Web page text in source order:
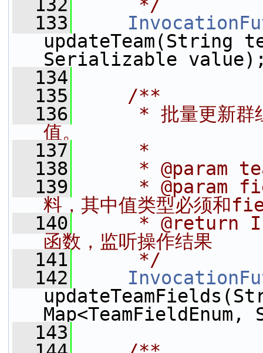
  132
     */
  133
updateTeam(String
Serializable
  134
  135
    /**
  136
* 批量更新群
值。
  137
     *
  138
* @param
  139
* @param
料，其中值类型必须和
  140
* @return
函数，监听操作结果
  141
     */
  142
  143